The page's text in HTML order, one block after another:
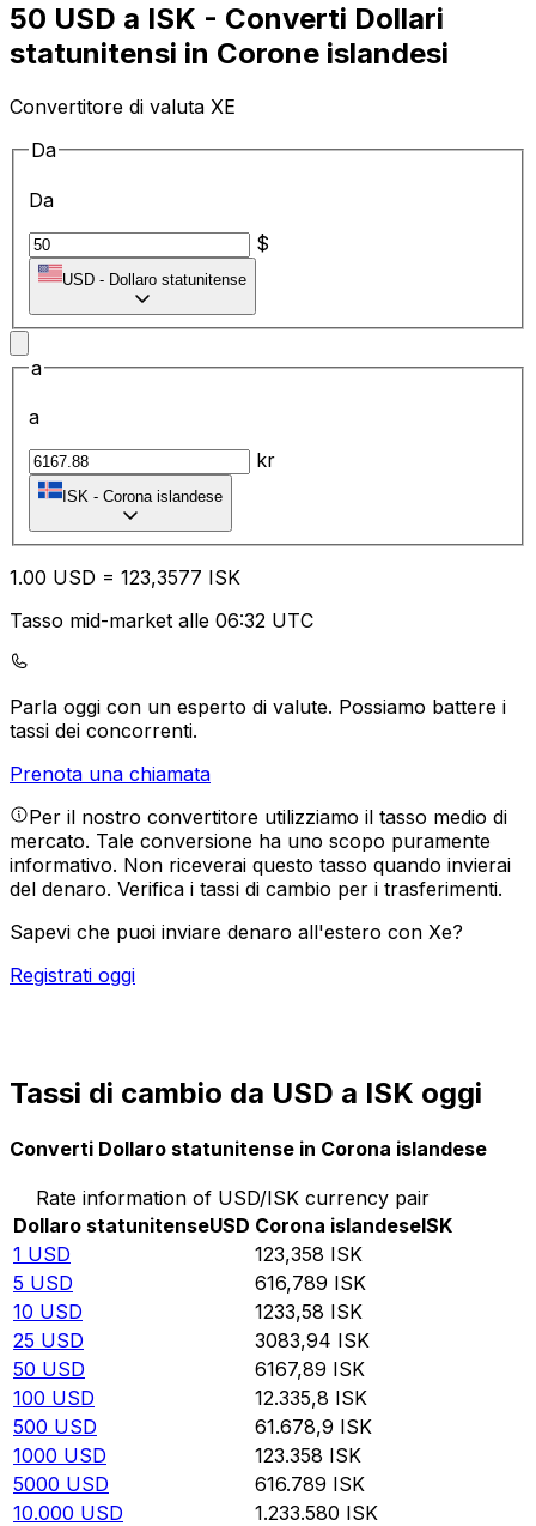
50 USD a ISK - Converti Dollari
statunitensi in Corone islandesi
Convertitore di valuta XE
Da
Da
$
USD - Dollaro statunitense
a
a
kr
ISK - Corona islandese
1.00 USD = 123,3577 ISK
Tasso mid-market alle 06:32 UTC
Parla oggi con un esperto di valute. Possiamo battere i
tassi dei concorrenti.
Prenota una chiamata
Per il nostro convertitore utilizziamo il tasso medio di
mercato. Tale conversione ha uno scopo puramente
informativo. Non riceverai questo tasso quando invierai
del denaro. Verifica i tassi di cambio per i trasferimenti.
Sapevi che puoi inviare denaro all'estero con Xe?
Registrati oggi
Tassi di cambio da USD a ISK oggi
Converti Dollaro statunitense in Corona islandese
Rate information of USD/ISK currency pair
Dollaro statunitenseUSD Corona islandeseISK
1 USD 123,358 ISK
5 USD 616,789 ISK
10 USD 1233,58 ISK
25 USD 3083,94 ISK
50 USD 6167,89 ISK
100 USD 12.335,8 ISK
500 USD 61.678,9 ISK
1000 USD 123.358 ISK
5000 USD 616.789 ISK
10.000 USD 1.233.580 ISK